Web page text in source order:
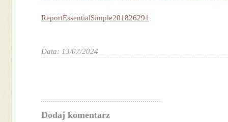
ReportEssentialSimple201826291
Data: 13/07/2024
Dodaj komentarz